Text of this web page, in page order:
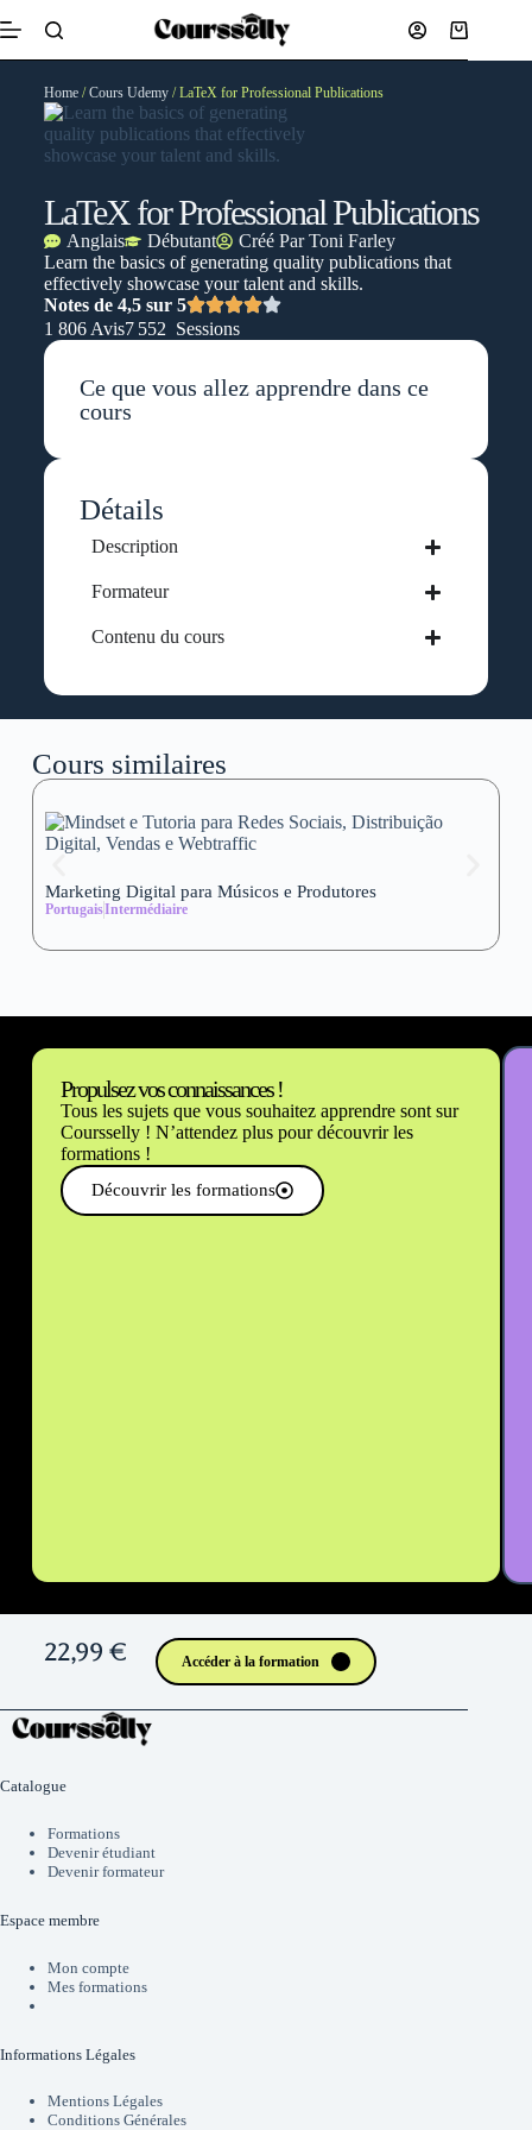
Home/Cours Udemy/ LaTeX for Professional Publications
LaTeX for Professional Publications
Anglais Débutant Créé ParToni Farley
Learn the basics of generating quality publications that
effectively showcase your talent and skills.
Notes de 4,5 sur 5
1 806 Avis7 552 Sessions
Ce que vous allez apprendre dans ce
cours
Détails
Description
Formateur
Contenu du cours
Cours similaires
Marketing Digital para Músicos e Produtores
PortugaisIntermédiaire
Propulsez vos connaissances !
Tous les sujets que vous souhaitez apprendre sont sur
Coursselly ! N’attendez plus pour découvrir les
formations !
Découvrir les formations
22,99 € Accéder à la formation
Catalogue
Formations
Devenir étudiant
Devenir formateur
Espace membre
Mon compte
Mes formations
Informations Légales
Mentions Légales
Conditions Générales